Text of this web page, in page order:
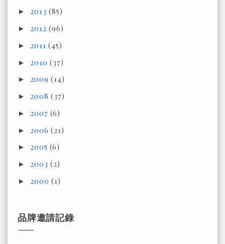
► 2013(85)
► 2012(96)
► 2011(45)
► 2010(37)
► 2009(14)
► 2008(37)
► 2007(6)
► 2006(21)
► 2005(6)
► 2003(2)
► 2000(1)
品牌邀請記錄